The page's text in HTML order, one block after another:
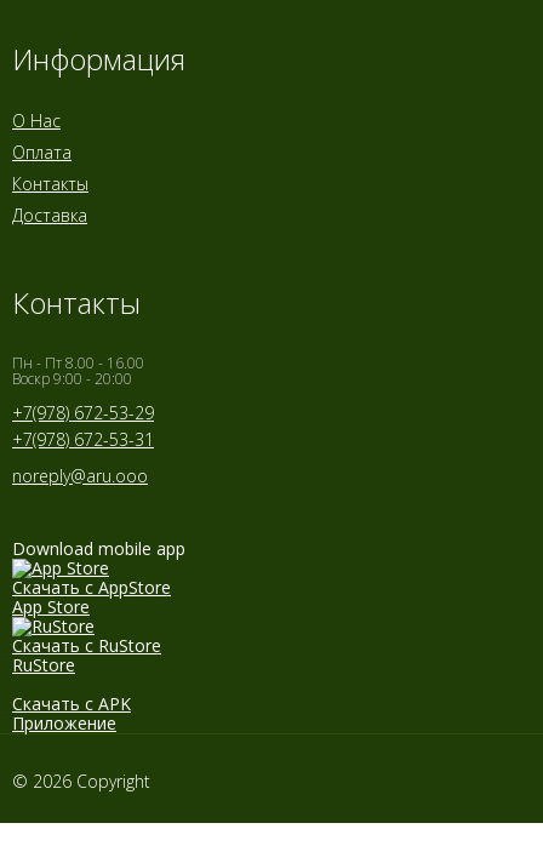
Информация
О Нас
Оплата
Контакты
Доставка
Контакты
Пн - Пт 8.00 - 16.00
Воскр 9:00 - 20:00
+7(978) 672-53-29
+7(978) 672-53-31
noreply@aru.ooo
Download mobile app
Скачать с AppStore
App Store
Скачать с RuStore
RuStore
Скачать с APK
Приложение
© 2026 Copyright